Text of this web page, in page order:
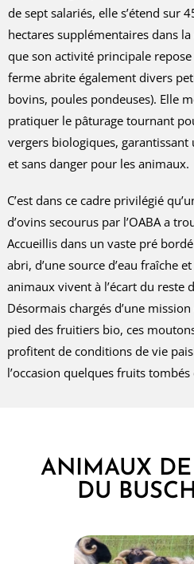
de sept salariés, elle s’étend sur
hectares supplémentaires dans
que son activité principale
ferme abrite également divers
bovins, poules pondeuses). Elle
pratiquer le pâturage tournant
vergers biologiques,
et sans danger pour les animaux.
C’est dans ce cadre privilégié
d’ovins secourus par l’OABA a
Accueillis dans un vaste pré
abri, d’une source d’eau fraîche
animaux vivent à l’écart du reste
Désormais chargés d’une
pied des fruitiers bio, ces
profitent de conditions de vie
l’occasion quelques fruits tombés
ANIMAUX
DU